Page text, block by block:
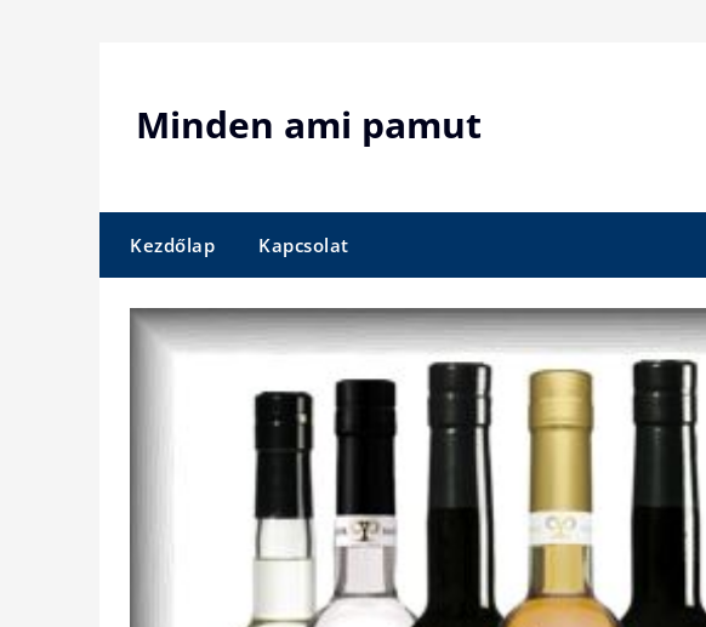
Minden ami pamut
Kezdőlap Kapcsolat